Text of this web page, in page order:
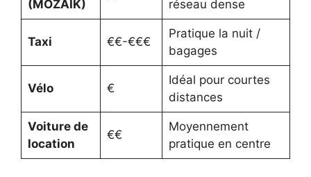
(MOZAÏK)
réseau dense
Taxi €€-€€€
Pratique la nuit /
bagages
Vélo €
Idéal pour courtes
distances
Voiture de
location
€€
Moyennement
pratique en centre